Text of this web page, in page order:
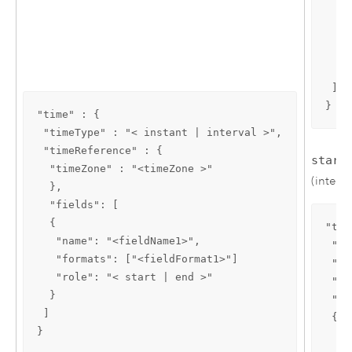
"time" : {
"timeType" : "< instant | interval >",
"timeReference" : {
  "timeZone" : "<timeZone >"
  },
  "fields": [
  {
   "name": "<fieldName1>",
   "formats": ["<fieldFormat1>"]
   "role": "< start | end >"
  }
}
}
{